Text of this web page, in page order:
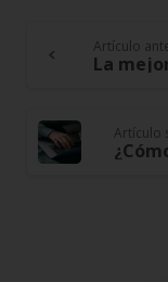
Reading
Artículo
Artículo